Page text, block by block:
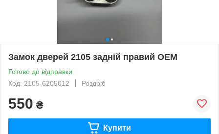
Замок дверей 2105 задній правий OEM
Готово до відправки
Код: 2105-6205012
Роздріб
550 ₴
Купити